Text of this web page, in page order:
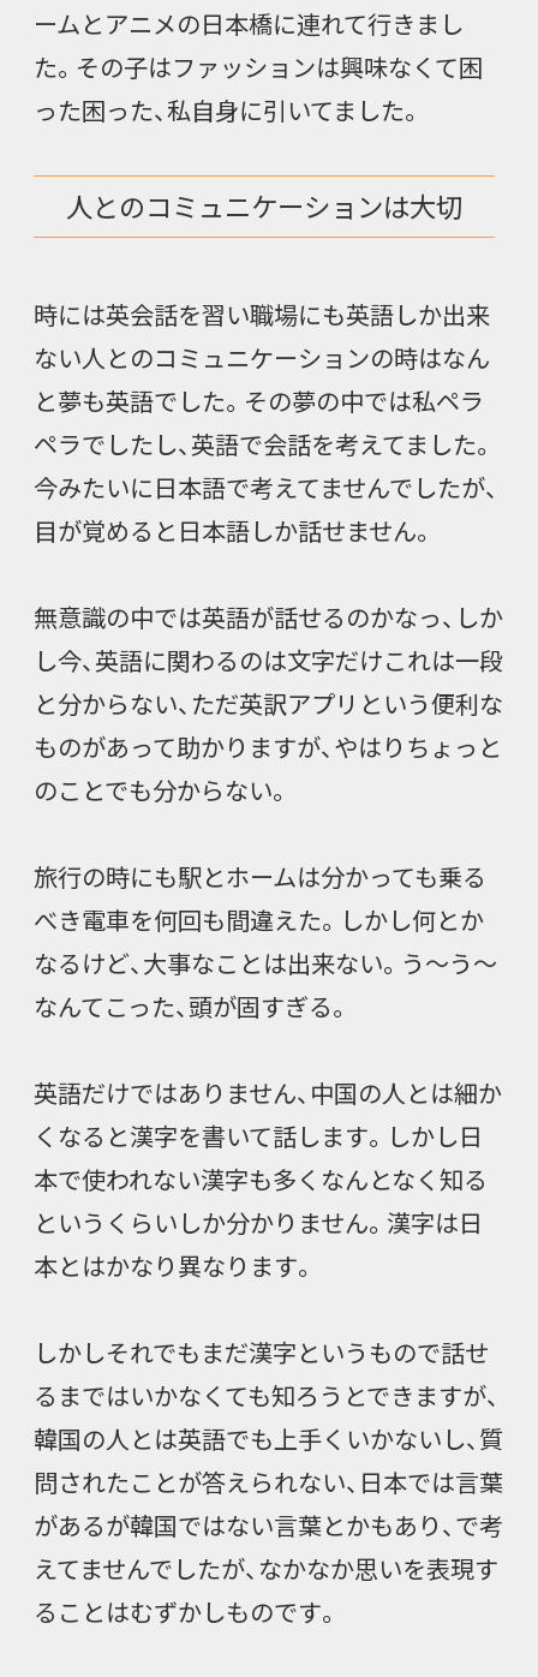
ームとアニメの日本橋に連れて行きまし
た。その子はファッションは興味なくて困
った困った、私自身に引いてました。
人とのコミュニケーションは大切
時には英会話を習い職場にも英語しか出来
ない人とのコミュニケーションの時はなん
と夢も英語でした。その夢の中では私ペラ
ペラでしたし、英語で会話を考えてました。
今みたいに日本語で考えてませんでしたが、
目が覚めると日本語しか話せません。
無意識の中では英語が話せるのかなっ、しか
し今、英語に関わるのは文字だけこれは一段
と分からない、ただ英訳アプリという便利な
ものがあって助かりますが、やはりちょっと
のことでも分からない。
旅行の時にも駅とホームは分かっても乗る
べき電車を何回も間違えた。しかし何とか
なるけど、大事なことは出来ない。う～う～
なんてこった、頭が固すぎる。
英語だけではありません、中国の人とは細か
くなると漢字を書いて話します。しかし日
本で使われない漢字も多くなんとなく知る
というくらいしか分かりません。漢字は日
本とはかなり異なります。
しかしそれでもまだ漢字というもので話せ
るまではいかなくても知ろうとできますが、
韓国の人とは英語でも上手くいかないし、質
問されたことが答えられない、日本では言葉
があるが韓国ではない言葉とかもあり、で考
えてませんでしたが、なかなか思いを表現す
ることはむずかしものです。